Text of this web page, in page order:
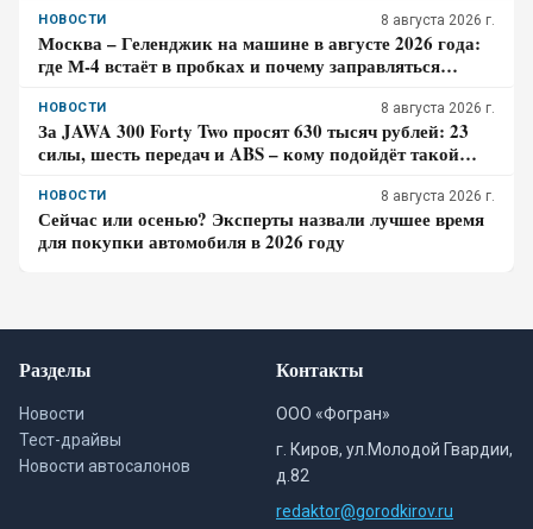
НОВОСТИ 8 августа 2026 г.
Москва – Геленджик на машине в августе 2026 года:
где М-4 встаёт в пробках и почему заправляться
НОВОСТИ 8 августа 2026 г.
За JAWA 300 Forty Two просят 630 тысяч рублей: 23
силы, шесть передач и ABS – кому подойдёт такой
НОВОСТИ 8 августа 2026 г.
Сейчас или осенью? Эксперты назвали лучшее время
для покупки автомобиля в 2026 году
Разделы
Новости
Тест-драйвы
Новости автосалонов
Контакты
ООО «Фогран»
г. Киров, ул.Молодой Гвардии,
д.82
redaktor@gorodkirov.ru